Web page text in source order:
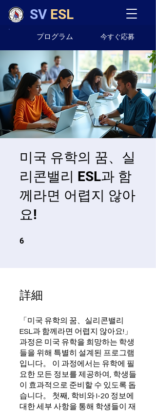
SV ESL
プログラム 今すぐ応募
미국 유학의 꿈、실
리콘밸리 ESL과 함
께라면 어렵지 않아
요!
6
詳細
「미국 유학의 꿈、실리콘밸리
ESL과 함께라면 어렵지 않아요!」
과정은 미국 유학을 희망하는 학생
들을 위해 특별히 설계된 프로그램
입니다。 이 과정에서는 유학에 필
요한 모든 정보를 제공하여, 학생들
이 효과적으로 준비할 수 있도록 돕
습니다。 첫째, 학비와 I-20 정보에
대한 세부 사항을 통해 학생들이 재